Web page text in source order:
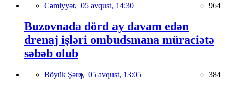
Cəmiyyət, 05 avqust, 14:30 964
Buzovnada dörd ay davam edən
drenaj işləri ombudsmana müraciətə
səbəb olub
Böyük Şərq, 05 avqust, 13:05 384